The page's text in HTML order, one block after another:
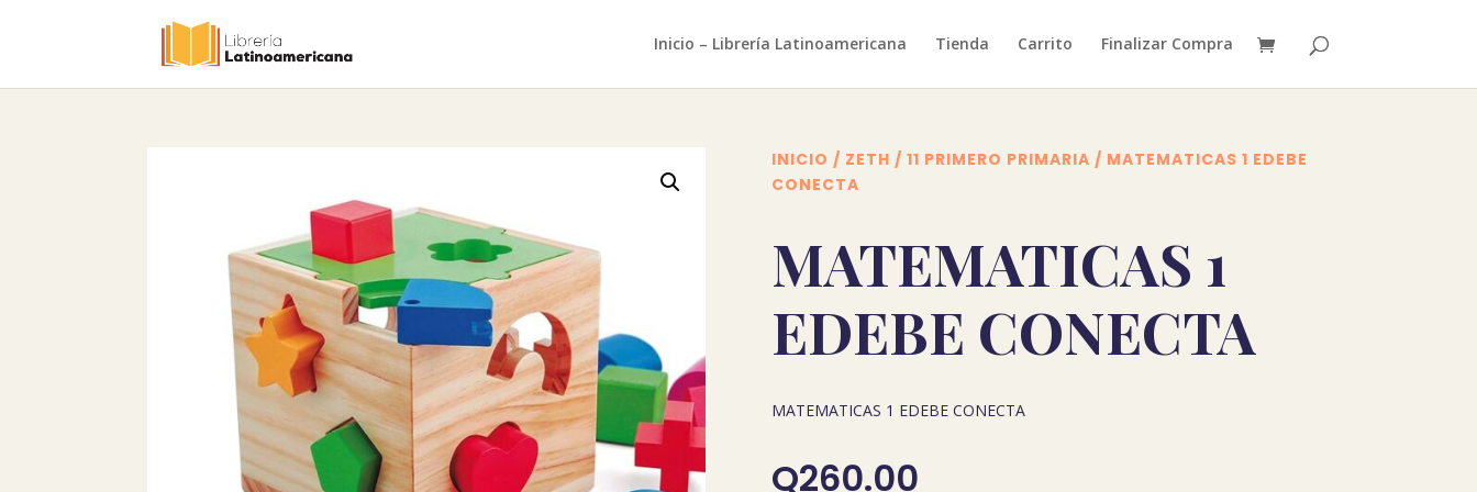
Inicio – Librería Latinoamericana Tienda Carrito Finalizar Compra
INICIO / ZETH / 11 PRIMERO PRIMARIA / MATEMATICAS 1 EDEBE
CONECTA
MATEMATICAS 1
EDEBE CONECTA
MATEMATICAS 1 EDEBE CONECTA
Q260.00